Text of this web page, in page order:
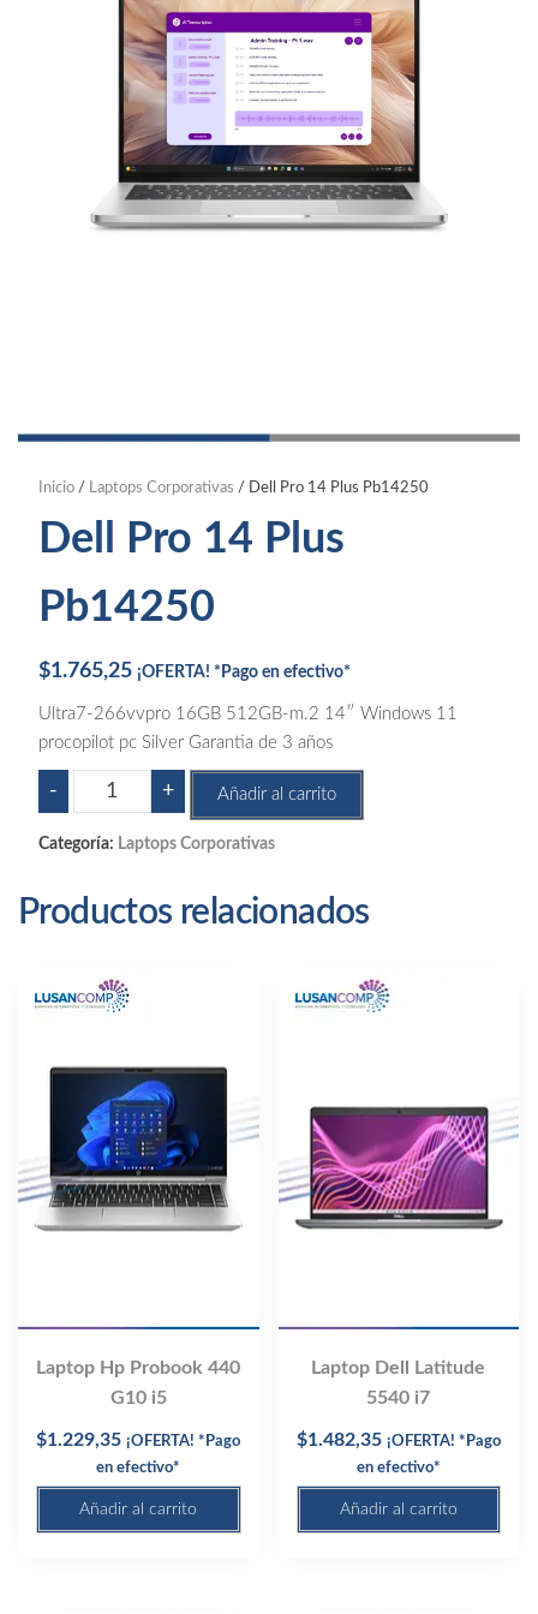
Inicio/ Laptops Corporativas / Dell Pro 14 Plus Pb14250
Dell Pro 14 Plus
Pb14250
$1.765,25 ¡OFERTA! *Pago en efectivo*
Ultra7-266vvpro 16GB 512GB-m.2 14″ Windows 11
procopilot pc Silver Garantia de 3 años
-
Pro
14
Pb14250
cantidad
+ Añadir al carrito
Categoría: Laptops Corporativas
Productos relacionados
Laptop Hp Probook 440
G10 i5
$1.229,35 ¡OFERTA! *Pago
en efectivo*
Añadir al carrito
Laptop Dell Latitude
5540 i7
$1.482,35 ¡OFERTA! *Pago
en efectivo*
Añadir al carrito